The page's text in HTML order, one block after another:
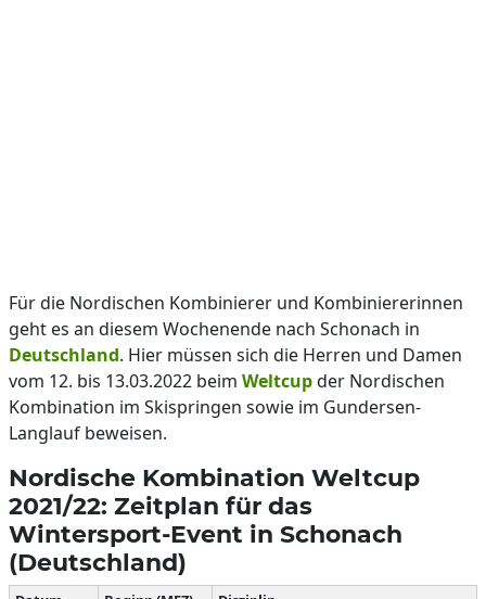
Für die Nordischen Kombinierer und Kombiniererinnen
geht es an diesem Wochenende nach Schonach in
Deutschland. Hier müssen sich die Herren und Damen
vom 12. bis 13.03.2022 beim Weltcupder Nordischen
Kombination im Skispringen sowie im Gundersen-
Langlauf beweisen.
Nordische Kombination Weltcup
2021/22: Zeitplan für das
Wintersport-Event in Schonach
(Deutschland)